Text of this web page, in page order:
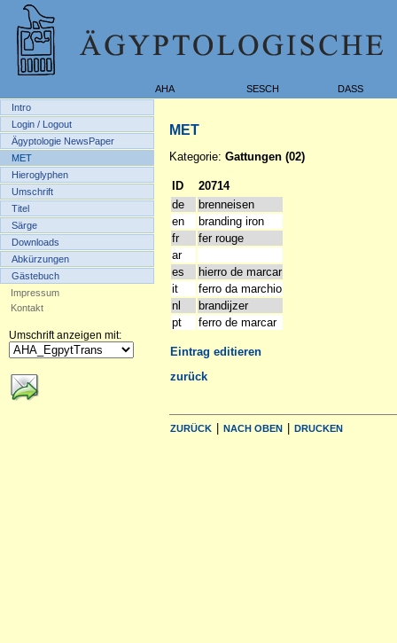
AHA SESCH
DASS
Intro
Login / Logout
Ägyptologie NewsPaper
MET
Hieroglyphen
Umschrift
Titel
Särge
Downloads
Abkürzungen
Gästebuch
Impressum
Kontakt
Umschrift anzeigen mit:
MET
Kategorie: Gattungen (02)
ID
20714
de
brenneisen
en
branding iron
fr
fer rouge
ar
es
hierro de marcar
it
ferro da marchio
nl
brandijzer
pt
ferro de marcar
Eintrag editieren
zurück
ZURÜCK | NACH OBEN | DRUCKEN